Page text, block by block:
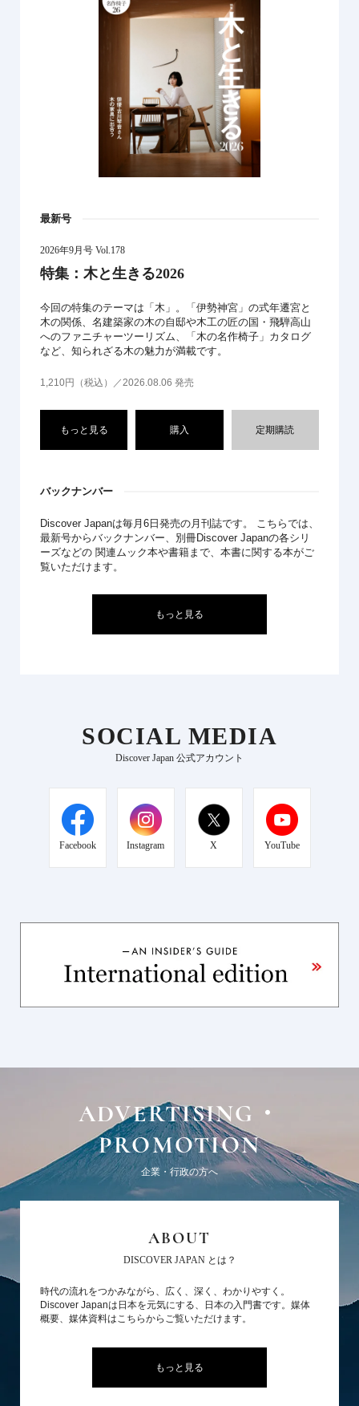
最新号
2026年9月号 Vol.178
特集：木と生きる2026
今回の特集のテーマは「木」。「伊勢神宮」の式年遷宮と
木の関係、名建築家の木の自邸や木工の匠の国・飛騨高山
へのファニチャーツーリズム、「木の名作椅子」カタログ
など、知られざる木の魅力が満載です。
1,210円（税込）／2026.08.06 発売
もっと見る 購入 定期購読
バックナンバー
Discover Japanは毎月6日発売の月刊誌です。 こちらでは、
最新号からバックナンバー、別冊Discover Japanの各シリ
ーズなどの 関連ムック本や書籍まで、本書に関する本がご
覧いただけます。
もっと見る
SOCIAL MEDIA
Discover Japan 公式アカウント
Facebook Instagram X YouTube
ADVERTISING・
PROMOTION
企業・行政の方へ
ABOUT
DISCOVER JAPAN とは？
時代の流れをつかみながら、広く、深く、わかりやすく。
Discover Japanは日本を元気にする、日本の入門書です。媒体
概要、媒体資料はこちらからご覧いただけます。
もっと見る